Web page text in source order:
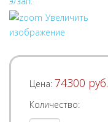
Увеличить
изображение
Цена: 74300 руб.
Количество: